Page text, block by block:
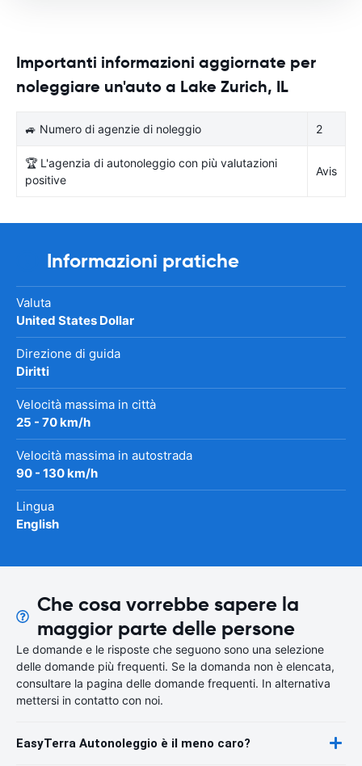
Importanti informazioni aggiornate per
noleggiare un'auto a Lake Zurich, IL
🚙 Numero di agenzie di noleggio 2
🏆 L'agenzia di autonoleggio con più valutazioni
positive
Avis
Informazioni pratiche
Valuta
United States Dollar
Direzione di guida
Diritti
Velocità massima in città
25 - 70 km/h
Velocità massima in autostrada
90 - 130 km/h
Lingua
English
Che cosa vorrebbe sapere la
maggior parte delle persone
Le domande e le risposte che seguono sono una selezione
delle domande più frequenti. Se la domanda non è elencata,
consultare la pagina delle domande frequenti. In alternativa
mettersi in contatto con noi.
EasyTerra Autonoleggio è il meno caro?